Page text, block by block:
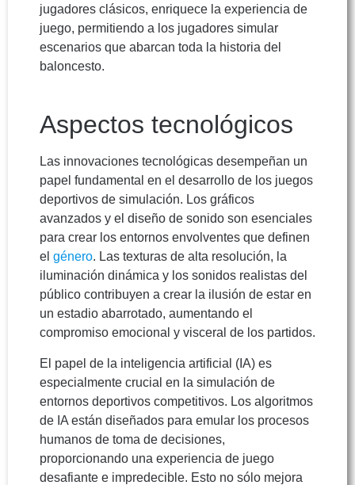
jugadores clásicos, enriquece la experiencia de
juego, permitiendo a los jugadores simular
escenarios que abarcan toda la historia del
baloncesto.
Aspectos tecnológicos
Las innovaciones tecnológicas desempeñan un
papel fundamental en el desarrollo de los juegos
deportivos de simulación. Los gráficos
avanzados y el diseño de sonido son esenciales
para crear los entornos envolventes que definen
el género. Las texturas de alta resolución, la
iluminación dinámica y los sonidos realistas del
público contribuyen a crear la ilusión de estar en
un estadio abarrotado, aumentando el
compromiso emocional y visceral de los partidos.
El papel de la inteligencia artificial (IA) es
especialmente crucial en la simulación de
entornos deportivos competitivos. Los algoritmos
de IA están diseñados para emular los procesos
humanos de toma de decisiones,
proporcionando una experiencia de juego
desafiante e impredecible. Esto no sólo mejora